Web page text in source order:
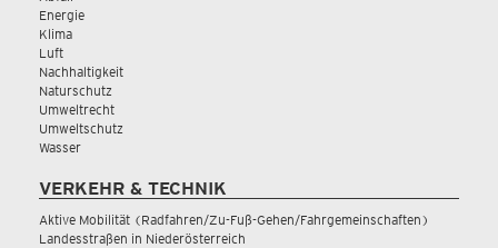
Energie
Klima
Luft
Nachhaltigkeit
Naturschutz
Umweltrecht
Umweltschutz
Wasser
VERKEHR & TECHNIK
Aktive Mobilität (Radfahren/Zu-Fuß-Gehen/Fahrgemeinschaften)
Landesstraßen in Niederösterreich